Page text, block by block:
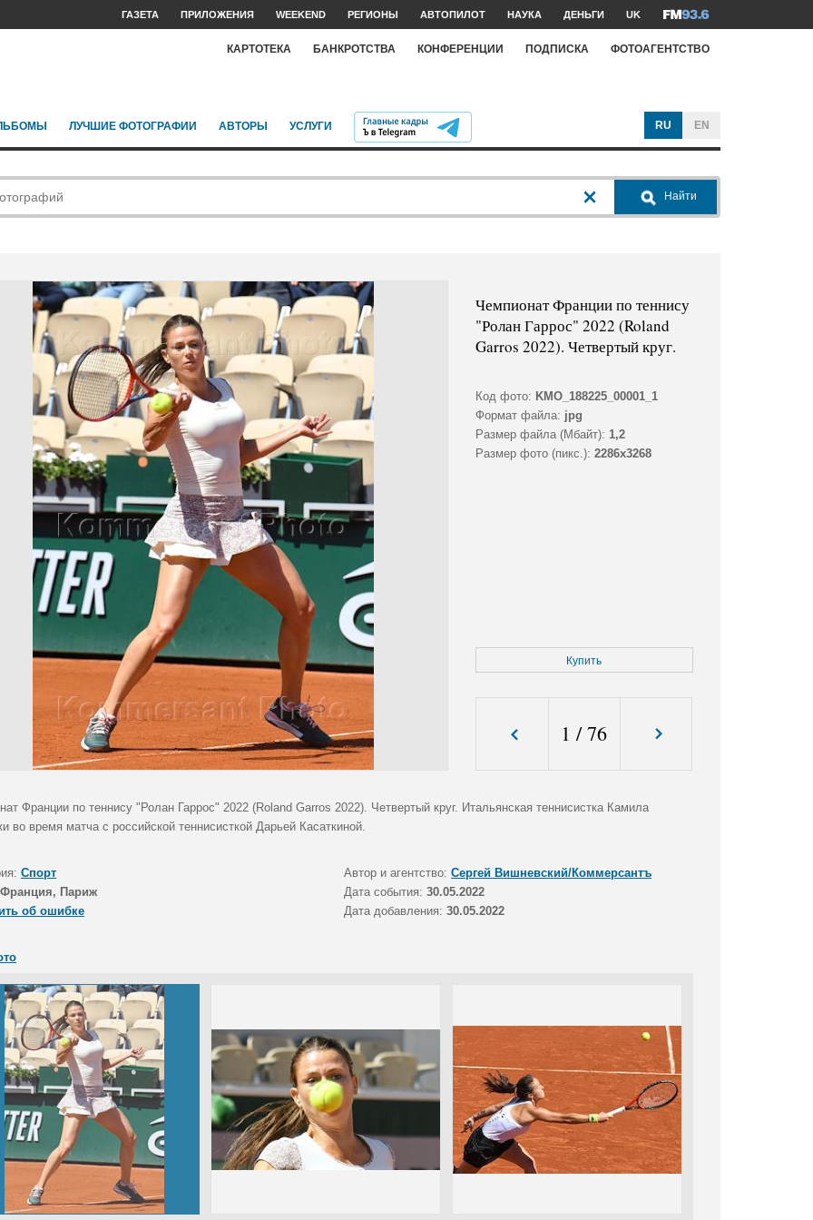
ГАЗЕТА ПРИЛОЖЕНИЯ WEEKEND РЕГИОНЫ АВТОПИЛОТ НАУКА ДЕНЬГИ UK
КАРТОТЕКА БАНКРОТСТВА КОНФЕРЕНЦИИ ПОДПИСКА ФОТОАГЕНТСТВО
ЛУЧШИЕ ФОТОГРАФИИ АВТОРЫ УСЛУГИ RU EN
Найти
Чемпионат Франции по теннису
"Ролан Гаррос" 2022 (Roland
Garros 2022). Четвертый круг.
Код фото: KMO_188225_00001_1
Формат файла: jpg
Размер файла (Мбайт): 1,2
Размер фото (пикс.): 2286x3268
Купить
1 /76
Франции по теннису "Ролан Гаррос" 2022 (Roland Garros 2022). Четвертый круг. Итальянская теннисистка Камила
во время матча с российской теннисисткой Дарьей Касаткиной.
Спорт Автор и агентство: Сергей Вишневский/Коммерсантъ
Франция, Париж Дата события: 30.05.2022
об ошибке
Дата добавления: 30.05.2022